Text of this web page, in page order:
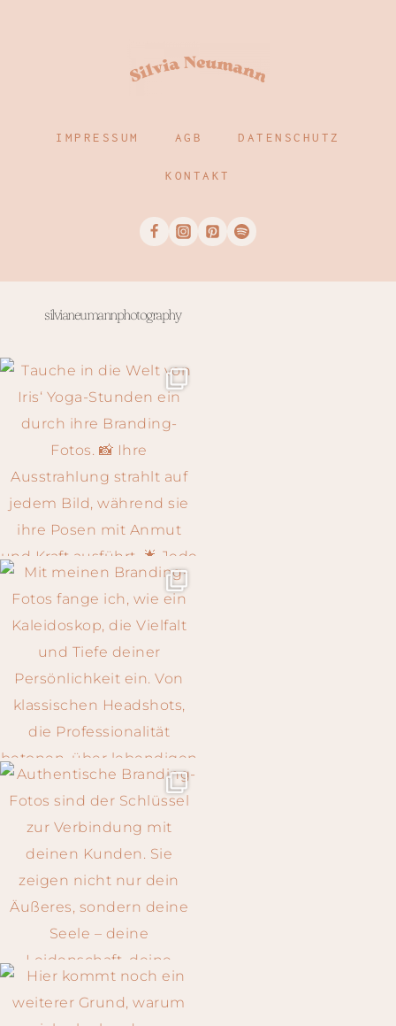
IMPRESSUM AGB DATENSCHUTZ
KONTAKT
silvianeumannphotography